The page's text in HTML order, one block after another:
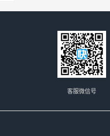
客服微信号